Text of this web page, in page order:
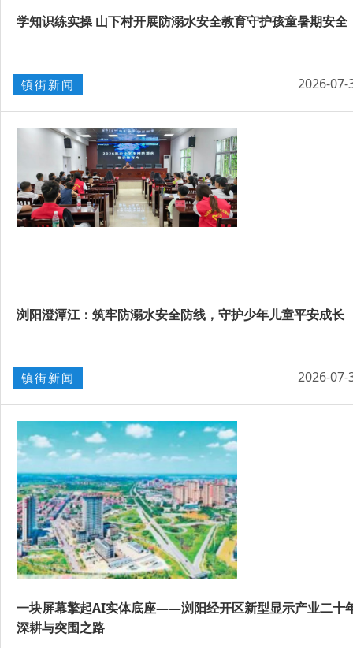
学知识练实操 山下村开展防溺水安全教育守护孩童暑期安全
镇街新闻 2026-07-
浏阳澄潭江：筑牢防溺水安全防线，守护少年儿童平安成长
镇街新闻 2026-07-
一块屏幕擎起AI实体底座——浏阳经开区新型显示产业二十
深耕与突围之路